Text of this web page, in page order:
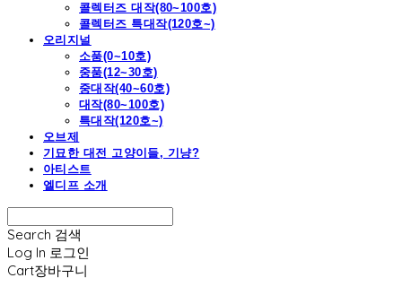
콜렉터즈 대작(80~100호)
콜렉터즈 특대작(120호~)
오리지널
소품(0~10호)
중품(12~30호)
중대작(40~60호)
대작(80~100호)
특대작(120호~)
오브제
기묘한 대전 고양이들, 기냥?
아티스트
엘디프 소개
Search 검색
Log In 로그인
Cart장바구니